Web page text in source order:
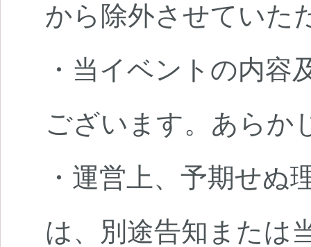
から除外させていた
・当イベントの内
ございます。あらか
・運営上、予期せ
は、別途告知または